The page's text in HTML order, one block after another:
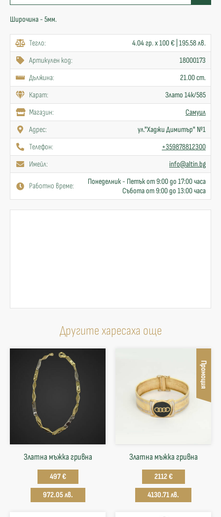
Широчина - 5мм.
Тегло:
4.04 гр. x 100 € | 195.58 лв.
Артикулен код:
18000173
Дължина:
21.00 cm.
Карат:
Злато 14к/585
Mагазин:
Самуил
Адрес:
ул."Хаджи Димитър" №1
Телефон:
+359878812300
Имейл:
info@altin.bg
Работно време:
Понеделник - Петък от 9:00 до 17:00 часа
Събота от 9:00 до 13:00 часа
Другите харесаха още
Златна мъжка гривна
497 €
972.05 лв.
Промоция
Златна мъжка гривна
2112 €
4130.71 лв.